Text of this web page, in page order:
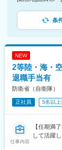
条
NEW
2等陸・海・
退職手当有
防衛省（自衛隊）
正社員 5名以上
仕事内容
【任期満
して活躍